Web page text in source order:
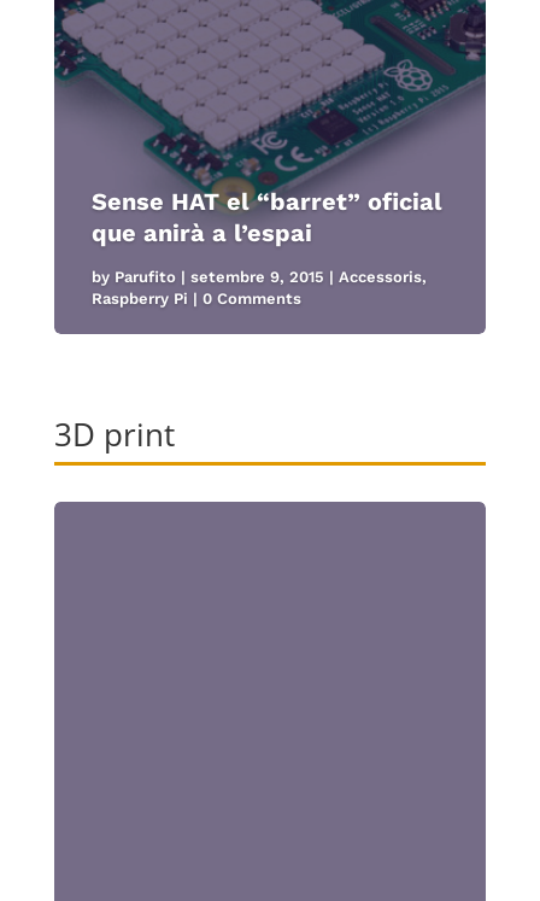
Sense HAT el “barret” oficial
que anirà a l’espai
by Parufito |setembre 9, 2015 |Accessoris,
Raspberry Pi | 0 Comments
3D print